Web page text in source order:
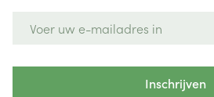
Inschrijven